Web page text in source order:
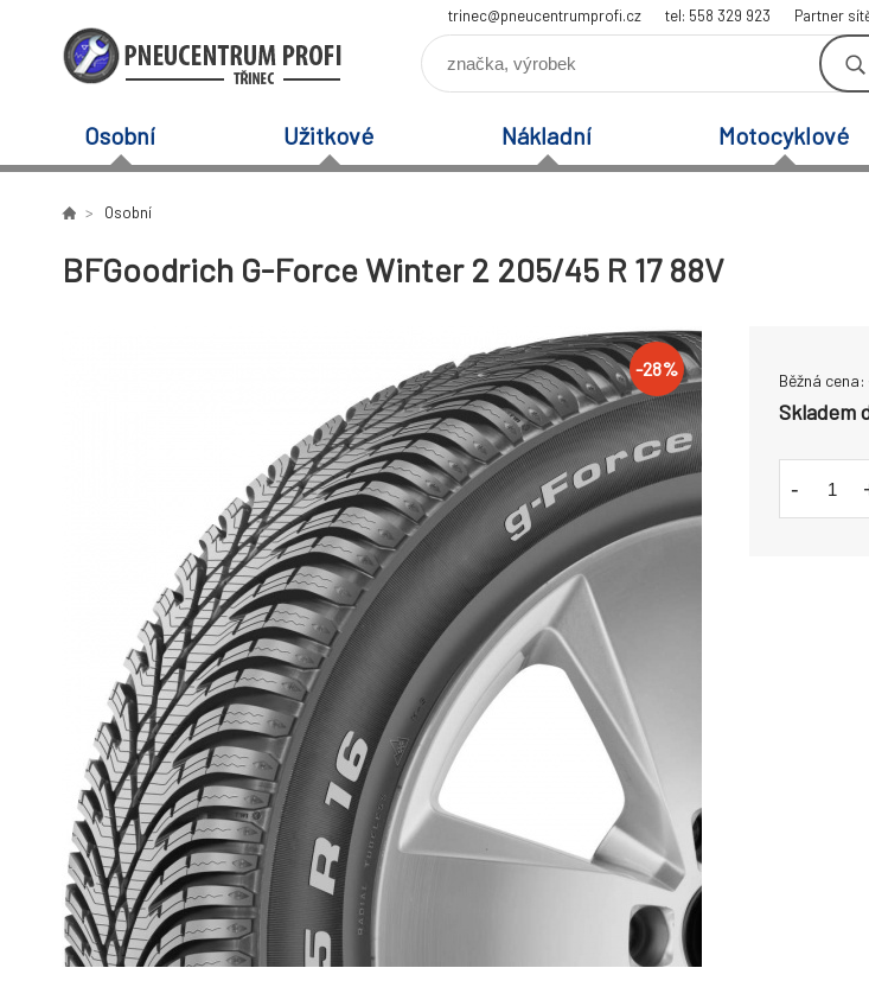
trinec@pneucentrumprofi.cz tel: 558 329 923 Partner
Osobní Užitkové Nákladní Motocyklové
Osobní
BFGoodrich G-Force Winter 2 205/45 R 17 88V
-28%
Běžná cena:
Skladem
-